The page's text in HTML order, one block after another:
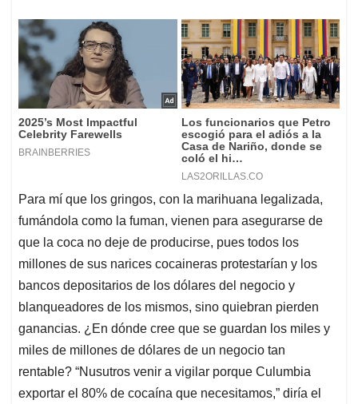
Para mí que los gringos, con la marihuana legalizada,
fumándola como la fuman, vienen para asegurarse de
que la coca no deje de producirse, pues todos los
millones de sus narices cocaineras protestarían y los
bancos depositarios de los dólares del negocio y
blanqueadores de los mismos, sino quiebran pierden
ganancias. ¿En dónde cree que se guardan los miles y
miles de millones de dólares de un negocio tan
rentable? “Nusutros venir a vigilar porque Culumbia
exportar el 80% de cocaína que necesitamos,” diría el